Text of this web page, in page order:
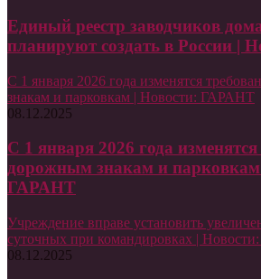
Единый реестр заводчиков
планируют создать в России |
С 1 января 2026 года изменятся
знакам и парковкам | Новости: ГАРАНТ
08.12.2025
С 1 января 2026 года
дорожным знакам и парковкам
ГАРАНТ
Учреждение вправе установить
суточных при командировках |
08.12.2025